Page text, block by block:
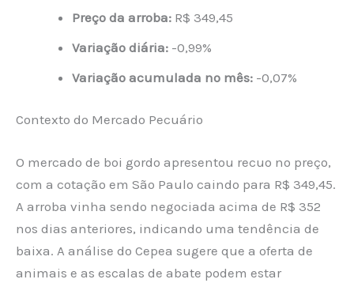
Preço da arroba: R$ 349,45
Variação diária: -0,99%
Variação acumulada no mês: -0,07%
Contexto do Mercado Pecuário
O mercado de boi gordo apresentou recuo no preço,
com a cotação em São Paulo caindo para R$ 349,45.
A arroba vinha sendo negociada acima de R$ 352
nos dias anteriores, indicando uma tendência de
baixa. A análise do Cepea sugere que a oferta de
animais e as escalas de abate podem estar